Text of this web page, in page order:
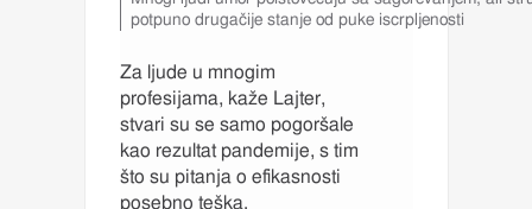
O
O
T
O
G
R
A
o
p
i
s
i
s
p
potpuno drugačije stanje od puke iscrpljenosti
Za ljude u mnogim
profesijama, kaže Lajter,
stvari su se samo pogoršale
kao rezultat pandemije, s tim
što su pitanja o efikasnosti
posebno teška.